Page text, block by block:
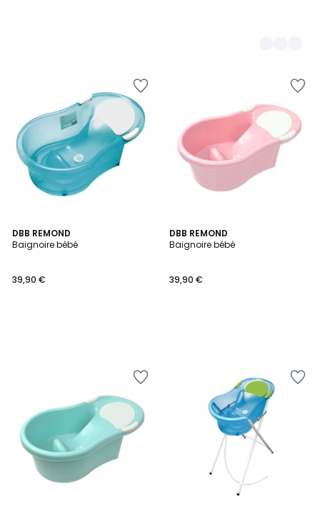
DBB REMOND
Baignoire bébé
39,90 €
DBB REMOND
Baignoire bébé
39,90 €